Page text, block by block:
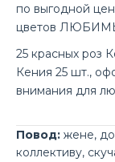
по выгодной
цветов
25 красных роз
Кения 25 шт.,
внимания для
Повод: жене,
коллективу,